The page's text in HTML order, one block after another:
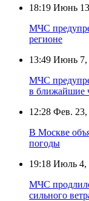
18:19 Июнь
МЧС
регионе
13:49 Июнь 7,
МЧС
в ближайшие
12:28 Фев. 23,
В Москве
погоды
19:18 Июль 4,
МЧС
сильного